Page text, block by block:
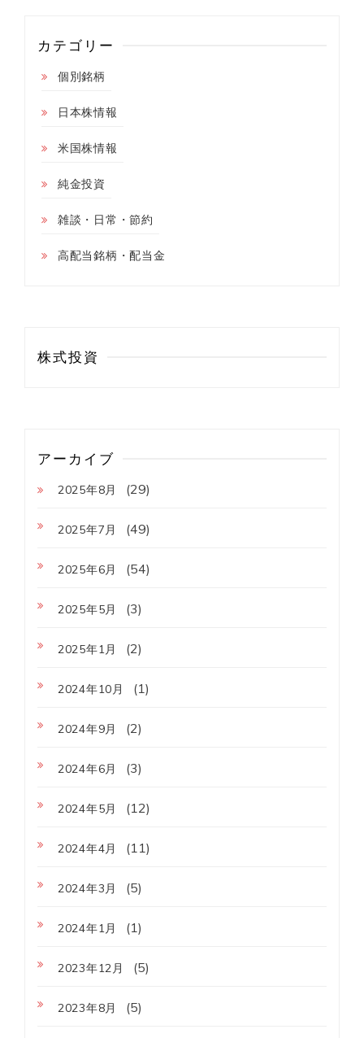
カテゴリー
個別銘柄
日本株情報
米国株情報
純金投資
雑談・日常・節約
高配当銘柄・配当金
株式投資
アーカイブ
2025年8月 (29)
2025年7月 (49)
2025年6月 (54)
2025年5月 (3)
2025年1月 (2)
2024年10月 (1)
2024年9月 (2)
2024年6月 (3)
2024年5月 (12)
2024年4月 (11)
2024年3月 (5)
2024年1月 (1)
2023年12月 (5)
2023年8月 (5)